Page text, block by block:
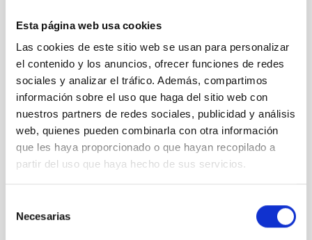
Esta página web usa cookies
Las cookies de este sitio web se usan para personalizar
el contenido y los anuncios, ofrecer funciones de redes
sociales y analizar el tráfico. Además, compartimos
información sobre el uso que haga del sitio web con
nuestros partners de redes sociales, publicidad y análisis
web, quienes pueden combinarla con otra información
que les haya proporcionado o que hayan recopilado a
partir del uso que haya hecho de sus servicios.
Necesarias
NOTA DE PRENSA
ÁMBITO